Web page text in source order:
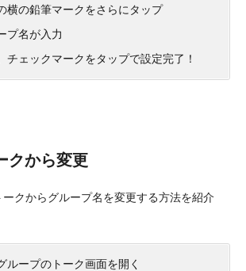
横の鉛筆マークをさらにタップ
プ名が入力
チェックマークをタップで設定完了！
クから変更
クからグループ名を変更する方法を紹介
ループのトーク画面を開く